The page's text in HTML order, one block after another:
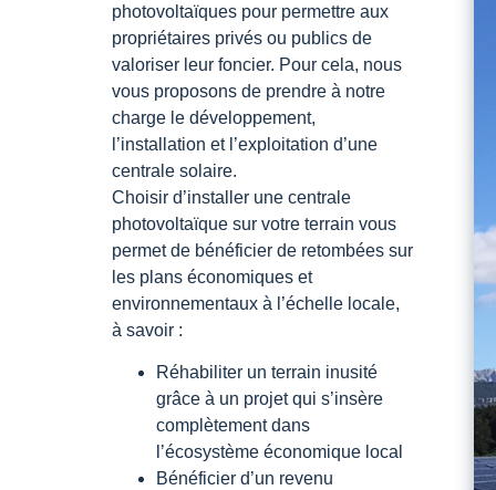
photovoltaïques pour permettre aux
propriétaires privés ou publics de
valoriser leur foncier. Pour cela, nous
vous proposons de prendre à notre
charge le développement,
l’installation et l’exploitation d’une
centrale solaire.
Choisir d’installer une centrale
photovoltaïque sur votre terrain vous
permet de bénéficier de retombées sur
les plans économiques et
environnementaux à l’échelle locale,
à savoir :
Réhabiliter un terrain inusité
grâce à un projet qui s’insère
complètement dans
l’écosystème économique local
Bénéficier d’un revenu